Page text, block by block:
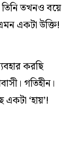
তখনও বয়ে
একটা উক্তি!
করছি
গতিহীন।
‘হায়’!